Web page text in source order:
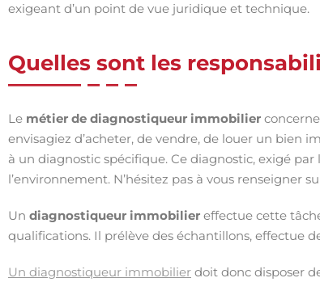
exigeant d’un point de vue juridique et technique.
Quelles sont les
Le métier de diagnostiqueur immobilier
envisagiez d’acheter, de vendre, de louer un bien
à un diagnostic spécifique. Ce diagnostic, exigé
l’environnement. N’hésitez pas à vous renseigner
Un diagnostiqueur immobilier effectue cette
qualifications. Il prélève des échantillons, effectue
Un diagnostiqueur immobilier doit donc disposer